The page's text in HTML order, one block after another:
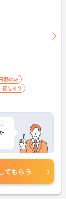
日勤のみ
賞与あり
てもらう